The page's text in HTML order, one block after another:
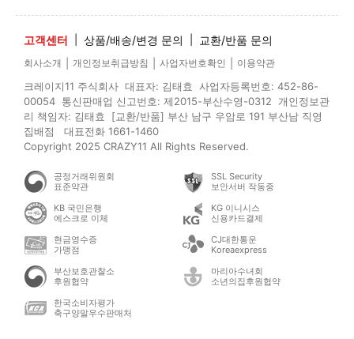
고객센터 상품/배송/변경 문의 교환/반품 문의
회사소개 개인정보취급방침 사업자번호확인 이용약관
크레이지11 주식회사 대표자: 김태효 사업자등록번호: 452-86-
00054 통신판매업 신고번호: 제2015-부산수영-0312 개인정보관
리 책임자: 김태효 [교환/반품] 부산 남구 우암로 191 부산남 직영
집배점 대표전화 1661-1460
Copyright 2025 CRAZY11 All Rights Reserved.
공정거래위원회
표준약관
SSL Security
보안서버 작동중
KB 국민은행
에스크로 이체
KG 이니시스
신용카드결제
현금영수증
가맹점
CJ대한통운
Koreaexpress
부산보호관찰소
후원협약
마리아수녀회
소년의집후원협약
한국소비자평가
축구양말우수판매처